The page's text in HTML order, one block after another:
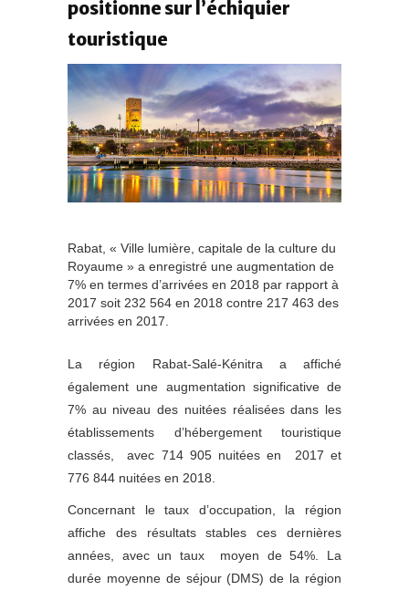
positionne sur l’échiquier
touristique
Rabat, « Ville lumière, capitale de la culture du
Royaume » a enregistré une augmentation de
7% en termes d’arrivées en 2018 par rapport à
2017 soit 232 564 en 2018 contre 217 463 des
arrivées en 2017.
La région Rabat-Salé-Kénitra a affiché
également une augmentation significative de
7% au niveau des nuitées réalisées dans les
établissements d’hébergement touristique
classés, avec 714 905 nuitées en 2017 et
776 844 nuitées en 2018.
Concernant le taux d’occupation, la région
affiche des résultats stables ces dernières
années, avec un taux moyen de 54%. La
durée moyenne de séjour (DMS) de la région